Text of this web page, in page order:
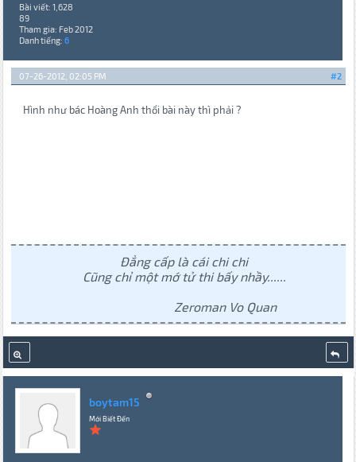
Bài viết: 1,628
89
Tham gia: Feb 2012
Danh tiếng: 6
#2
07-26-2012, 02:05 PM
Hình như bác Hoàng Anh thổi bài này thì phải ?
Đẳng cấp là cái chi chi
Cũng chỉ một mớ tử thi bấy nhầy......
Zeroman Vo Quan
boytam15
Mới Biết Đến